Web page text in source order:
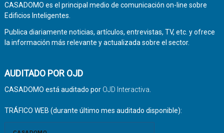
CASADOMO es el principal medio de comunicación on-line sobre
Edificios Inteligentes.
Publica diariamente noticias, artículos, entrevistas, TV, etc. y ofrece
la información más relevante y actualizada sobre el sector.
AUDITADO POR OJD
CASADOMO está auditado por OJD Interactiva
TRÁFICO WEB (durante último mes auditado disponible):